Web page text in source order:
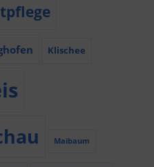
Klischee
Maibaum